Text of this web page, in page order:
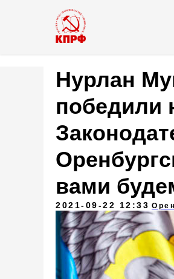
Нурлан
победили
вами
2021-09-22 12:33